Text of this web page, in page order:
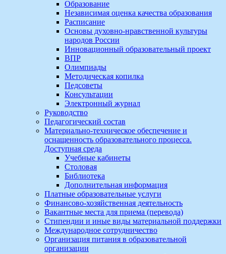
Образование
Независимая оценка качества образования
Расписание
Основы духовно-нравственной культуры
народов России
Инновационный образовательный проект
ВПР
Олимпиады
Методическая копилка
Педсоветы
Консультации
Электронный журнал
Руководство
Педагогический состав
Материально-техническое обеспечение и
оснащенность образовательного процесса.
Доступная среда
Учебные кабинеты
Столовая
Библиотека
Дополнительная информация
Платные образовательные услуги
Финансово-хозяйственная деятельность
Вакантные места для приема (перевода)
Стипендии и иные виды материальной поддержки
Международное сотрудничество
Организация питания в образовательной
организации